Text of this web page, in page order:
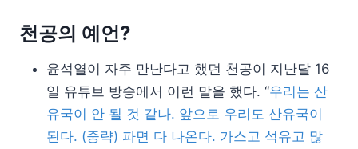
천공의 예언?
윤석열이 자주 만난다고 했던 천공이 지난달 16
일 유튜브 방송에서 이런 말을 했다. “우리는 산
유국이 안 될 것 같나. 앞으로 우리도 산유국이
된다. (중략) 파면 다 나온다. 가스고 석유고 많